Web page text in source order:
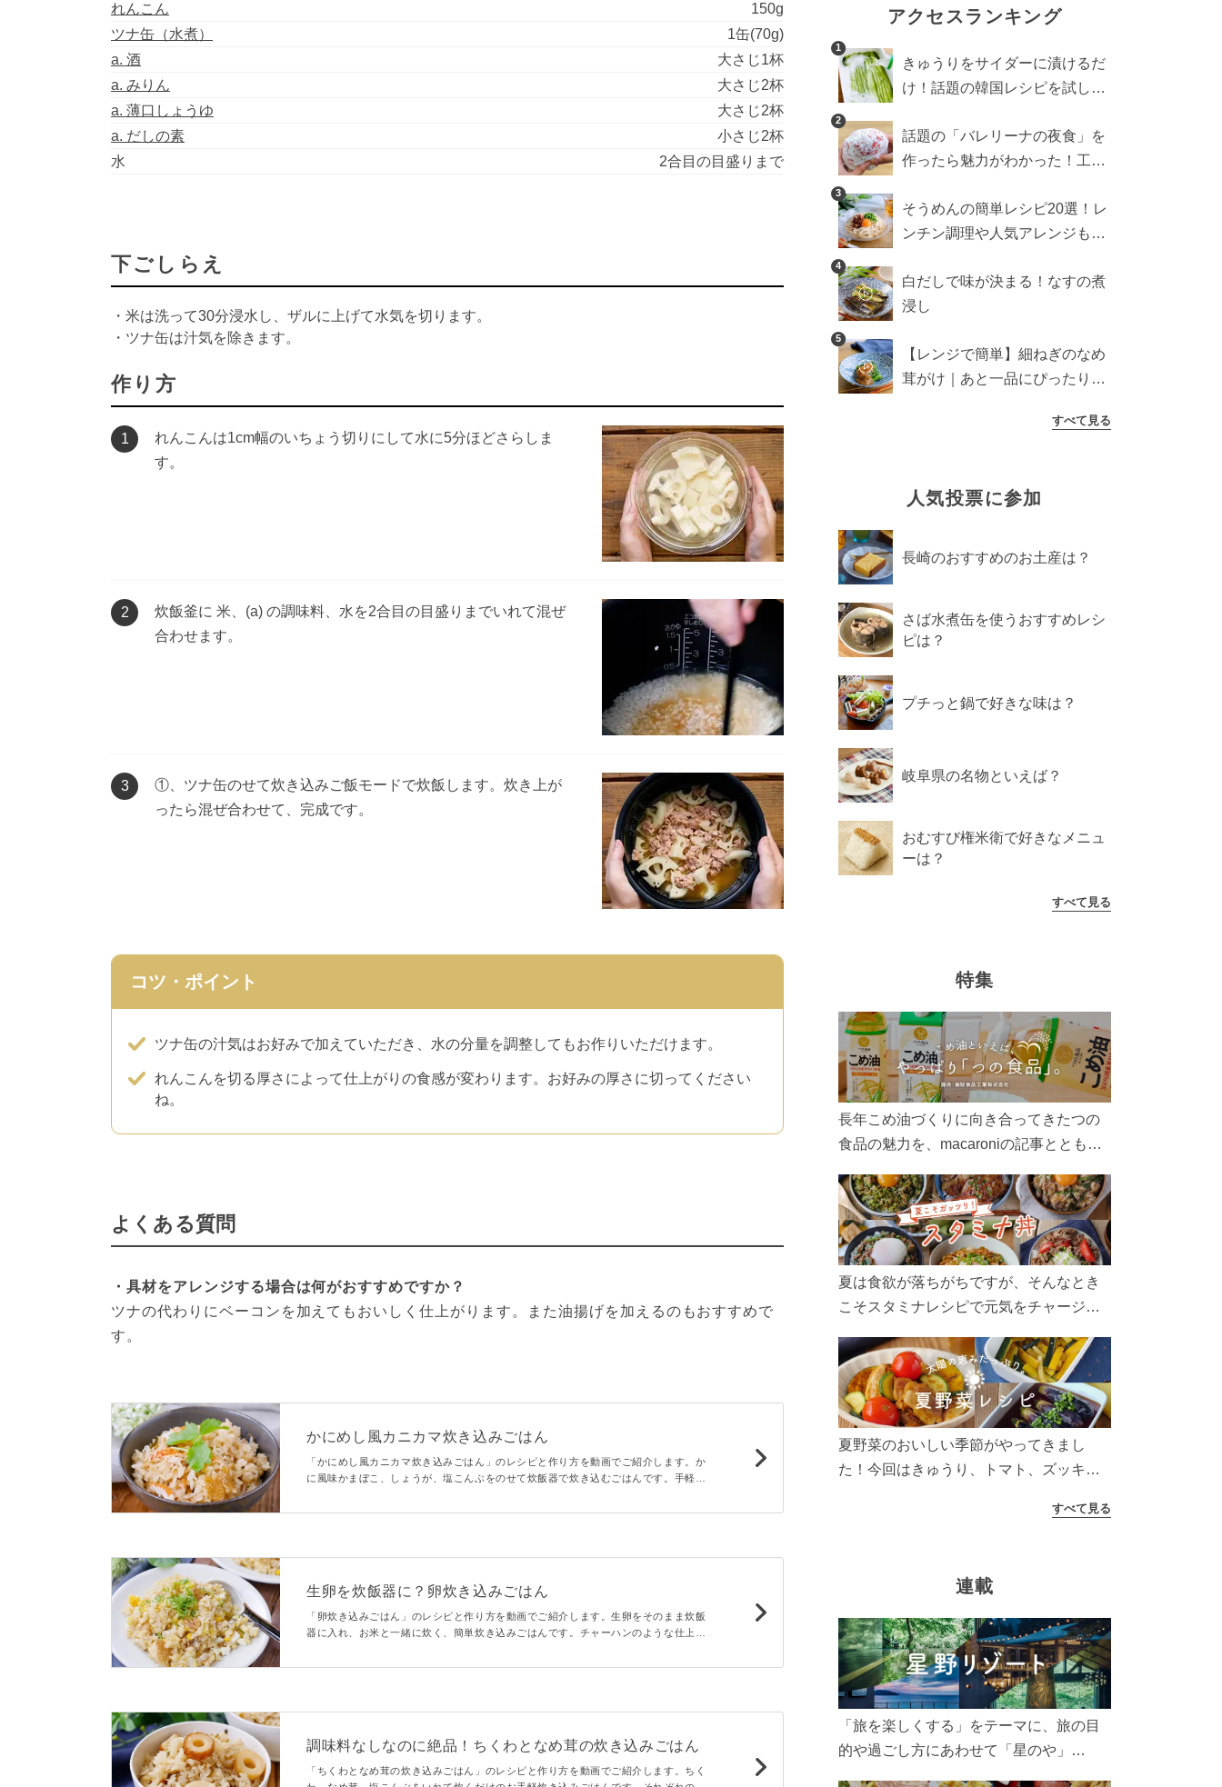
れんこん
150g
ツナ缶（水煮）
1缶(70g)
a. 酒
大さじ1杯
a. みりん
大さじ2杯
a. 薄口しょうゆ
大さじ2杯
a. だしの素
小さじ2杯
水
2合目の目盛りまで
下ごしらえ
・米は洗って30分浸水し、ザルに上げて水気を切ります。
・ツナ缶は汁気を除きます。
作り方
1
れんこんは1cm幅のいちょう切りにして水に5分ほどさらしま
す。
2
炊飯釜に 米、(a) の調味料、水を2合目の目盛りまでいれて混ぜ
合わせます。
3
①、ツナ缶のせて炊き込みご飯モードで炊飯します。炊き上が
ったら混ぜ合わせて、完成です。
コツ・ポイント
ツナ缶の汁気はお好みで加えていただき、水の分量を調整してもお作りいただけます。
れんこんを切る厚さによって仕上がりの食感が変わります。お好みの厚さに切ってください
ね。
よくある質問
・具材をアレンジする場合は何がおすすめですか？
ツナの代わりにベーコンを加えてもおいしく仕上がります。また油揚げを加えるのもおすすめで
す。
かにめし風カニカマ炊き込みごはん
「かにめし風カニカマ炊き込みごはん」のレシピと作り方を動画でご紹介します。か
に風味かまぼこ、しょうが、塩こんぶをのせて炊飯器で炊き込むごはんです。手軽に
なのでお手軽ですよ。
生卵を炊飯器に？卵炊き込みごはん
「卵炊き込みごはん」のレシピと作り方を動画でご紹介します。生卵をそのまま炊飯
器に入れ、お米と一緒に炊く、簡単炊き込みごはんです。チャーハンのような仕上が
調味料なしなのに絶品！ちくわとなめ茸の炊き込みごはん
「ちくわとなめ茸の炊き込みごはん」のレシピと作り方を動画でご紹介します。ちく
アクセスランキング
1
きゅうりをサイダーに漬けるだ
け！話題の韓国レシピを試した
2
話題の「バレリーナの夜食」を
作ったら魅力がわかった！工程
3
そうめんの簡単レシピ20選！レ
ンチン調理や人気アレンジも紹
4
白だしで味が決まる！なすの煮
浸し
5
【レンジで簡単】細ねぎのなめ
茸がけ｜あと一品にぴったり副
すべて見る
人気投票に参加
長崎のおすすめのお土産は？
さば水煮缶を使うおすすめレシ
ピは？
プチっと鍋で好きな味は？
岐阜県の名物といえば？
おむすび権米衛で好きなメニュ
ーは？
すべて見る
特集
長年こめ油づくりに向き合ってきたつの
食品の魅力を、macaroniの記事とともに
ん、製造現場や品質へのこだわりまで。
こめ油をもっと好きになるコンテンツを
ぜひお楽しみください。
夏は食欲が落ちがちですが、そんなとき
こそスタミナレシピで元気をチャージ！
リ食べて、夏バテを吹き飛ばしましょ
う！
夏野菜のおいしい季節がやってきまし
た！今回はきゅうり、トマト、ズッキー
太陽の光をたっぷりあびた夏野菜は栄養
すべて見る
連載
「旅を楽しくする」をテーマに、旅の目
的や過ごし方にあわせて「星のや」